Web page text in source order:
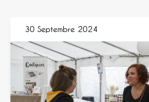
30 Septembre 2024